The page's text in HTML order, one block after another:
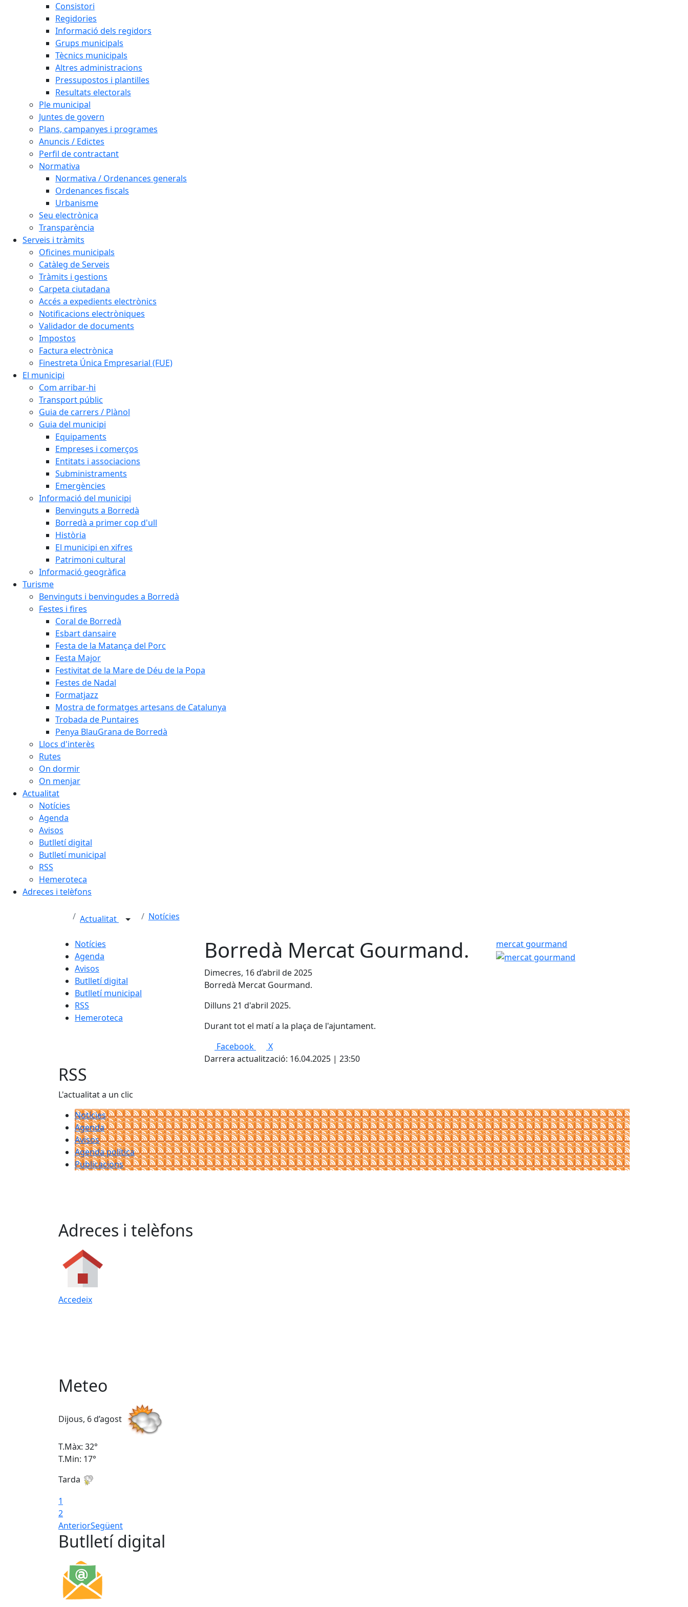
Consistori
Regidories
Informació dels regidors
Grups municipals
Tècnics municipals
Altres administracions
Pressupostos i plantilles
Resultats electorals
Ple municipal
Juntes de govern
Plans, campanyes i programes
Anuncis / Edictes
Perfil de contractant
Normativa
Normativa / Ordenances generals
Ordenances fiscals
Urbanisme
Seu electrònica
Transparència
Serveis i tràmits
Oficines municipals
Catàleg de Serveis
Tràmits i gestions
Carpeta ciutadana
Accés a expedients electrònics
Notificacions electròniques
Validador de documents
Impostos
Factura electrònica
Finestreta Única Empresarial (FUE)
El municipi
Com arribar-hi
Transport públic
Guia de carrers / Plànol
Guia del municipi
Equipaments
Empreses i comerços
Entitats i associacions
Subministraments
Emergències
Informació del municipi
Benvinguts a Borredà
Borredà a primer cop d'ull
Història
El municipi en xifres
Patrimoni cultural
Informació geogràfica
Turisme
Benvinguts i benvingudes a Borredà
Festes i fires
Coral de Borredà
Esbart dansaire
Festa de la Matança del Porc
Festa Major
Festivitat de la Mare de Déu de la Popa
Festes de Nadal
Formatjazz
Mostra de formatges artesans de Catalunya
Trobada de Puntaires
Penya BlauGrana de Borredà
Llocs d'interès
Rutes
On dormir
On menjar
Actualitat
Notícies
Agenda
Avisos
Butlletí digital
Butlletí municipal
RSS
Hemeroteca
Adreces i telèfons
Actualitat Notícies
Notícies
Agenda
Avisos
Butlletí digital
Butlletí municipal
RSS
Hemeroteca
Borredà Mercat Gourmand.
Dimecres, 16 d’abril de 2025
Borredà Mercat Gourmand.
Dilluns 21 d'abril 2025.
Durant tot el matí a la plaça de l'ajuntament.
Facebook
X
Darrera actualització: 16.04.2025 | 23:50
mercat gourmand
RSS
L'actualitat a un clic
Notícies
Agenda
Avisos
Agenda política
Publicacions
Adreces i telèfons
Accedeix
Meteo
Dijous, 6 d’agost
T.Màx: 32°
T.Min: 17°
Tarda
1
2
AnteriorSegüent
Butlletí digital